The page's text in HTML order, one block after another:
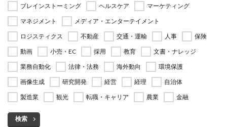
ブレインストーミング ヘルスケア
マーケティング
マネジメント
メディア・エンターテイメント
ロジスティクス
不動産 交通・運輸 人事
保険
動画
小売・EC 採用 教育
文書・ナレッジ
業務自動化
法律・法務 海外動向
環境保護
画像生成
研究開発 経営 経理
自治体
製造業
観光 転職・キャリア 農業 金融
検索